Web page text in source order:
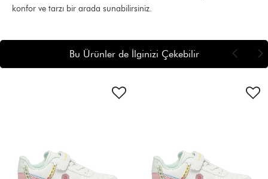
konfor ve tarzı bir arada sunabilirsiniz.
Bu Ürünler de İlginizi Çekebilir